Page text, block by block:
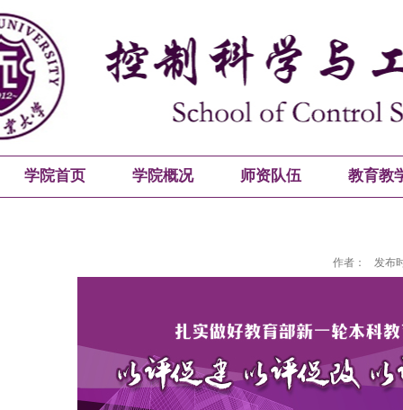
学院首页 学院概况 师资队伍 教育教
作者： 发布